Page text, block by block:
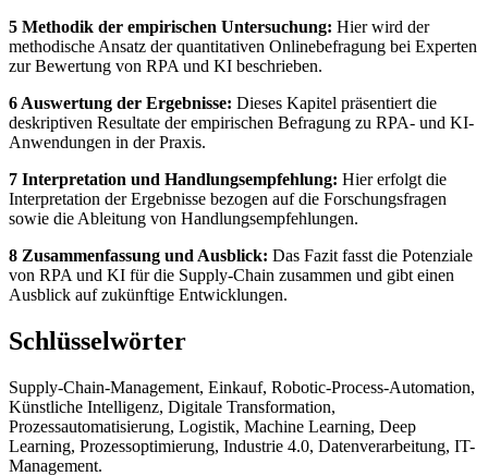
5 Methodik der empirischen Untersuchung: Hier wird der
methodische Ansatz der quantitativen Onlinebefragung bei Experten
zur Bewertung von RPA und KI beschrieben.
6 Auswertung der Ergebnisse: Dieses Kapitel präsentiert die
deskriptiven Resultate der empirischen Befragung zu RPA- und KI-
Anwendungen in der Praxis.
7 Interpretation und Handlungsempfehlung: Hier erfolgt die
Interpretation der Ergebnisse bezogen auf die Forschungsfragen
sowie die Ableitung von Handlungsempfehlungen.
8 Zusammenfassung und Ausblick: Das Fazit fasst die Potenziale
von RPA und KI für die Supply-Chain zusammen und gibt einen
Ausblick auf zukünftige Entwicklungen.
Schlüsselwörter
Supply-Chain-Management, Einkauf, Robotic-Process-Automation,
Künstliche Intelligenz, Digitale Transformation,
Prozessautomatisierung, Logistik, Machine Learning, Deep
Learning, Prozessoptimierung, Industrie 4.0, Datenverarbeitung, IT-
Management.